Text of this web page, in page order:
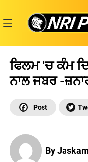
content
ਫਿਲਮ ‘ਚ ਕੰਮ
ਨਾਲ ਜਬਰ -
By